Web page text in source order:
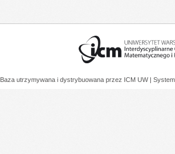
Baza utrzymywana i dystrybuowana przez ICM UW |